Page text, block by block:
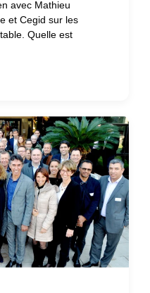
avec Mathieu
et Cegid sur les
Quelle est